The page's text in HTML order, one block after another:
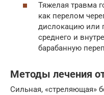
Тяжелая травма
как перелом
дислокацию или
среднего и
барабанную
Методы лечения
Сильная, «стреляющая»